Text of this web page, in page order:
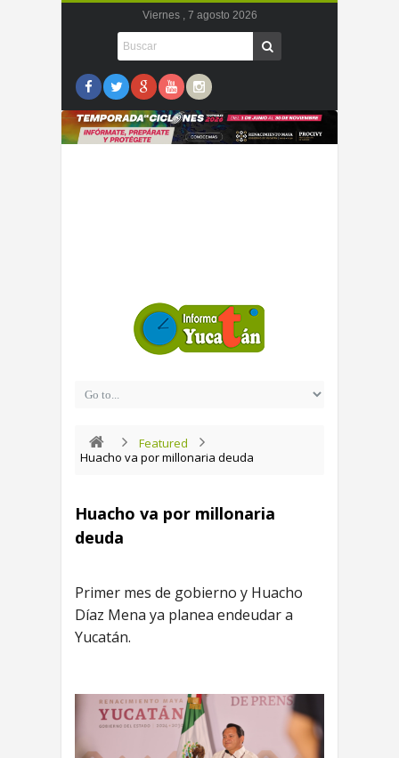
Viernes , 7 agosto 2026
Featured
Huacho va por millonaria deuda
Huacho va por millonaria
deuda
Primer mes de gobierno y Huacho
Díaz Mena ya planea endeudar a
Yucatán.